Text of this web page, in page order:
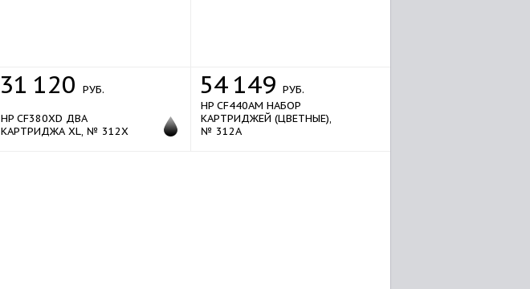
31 120 РУБ.
HP CF380XD ДВА
КАРТРИДЖА XL, № 312X
54 149 РУБ.
HP CF440AM НАБОР
КАРТРИДЖЕЙ (ЦВЕТНЫЕ),
№ 312A